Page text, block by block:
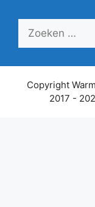
Zoek
Copyright
2017 -